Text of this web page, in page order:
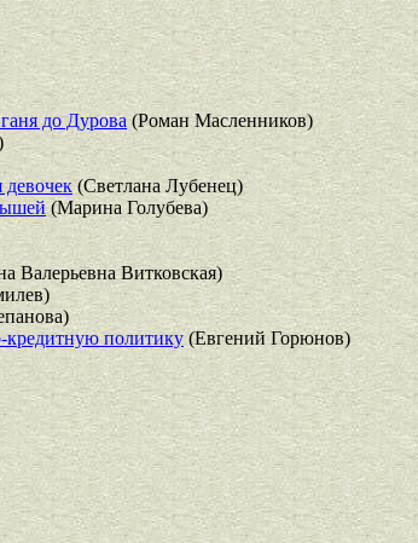
до Дурова (Роман Масленников)
(Светлана Лубенец)
(Марина Голубева)
Валерьевна Витковская)
кредитную политику(Евгений Горюнов)